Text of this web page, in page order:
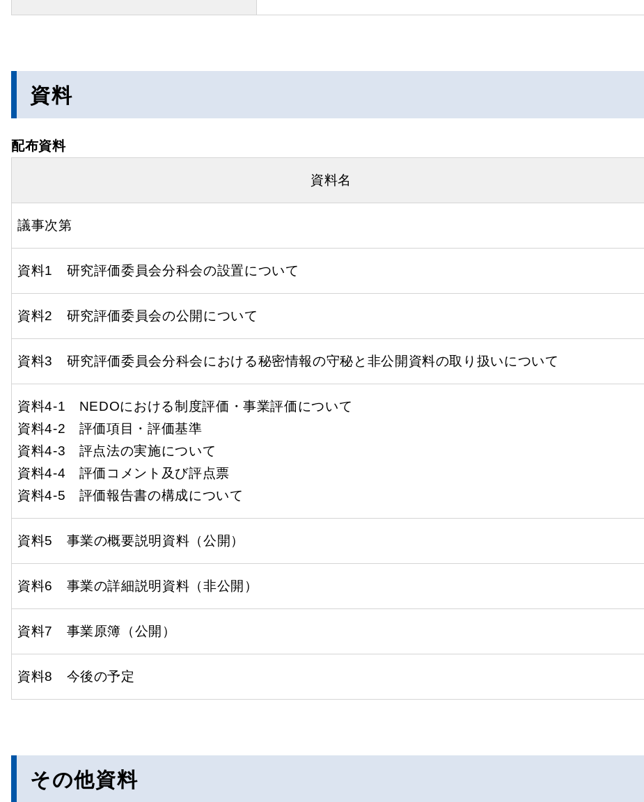
資料
配布資料
資料名
議事次第
資料1 研究評価委員会分科会の設置について
資料2 研究評価委員会の公開について
資料3 研究評価委員会分科会における秘密情報の守秘と非公開資料の取り扱いについて
資料4-1 NEDOにおける制度評価・事業評価について
資料4-2 評価項目・評価基準
資料4-3 評点法の実施について
資料4-4 評価コメント及び評点票
資料4-5 評価報告書の構成について
資料5 事業の概要説明資料（公開）
資料6 事業の詳細説明資料（非公開）
資料7 事業原簿（公開）
資料8 今後の予定
その他資料